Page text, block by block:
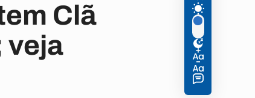
Clã
veja